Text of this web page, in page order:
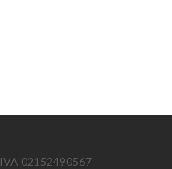
02152490567